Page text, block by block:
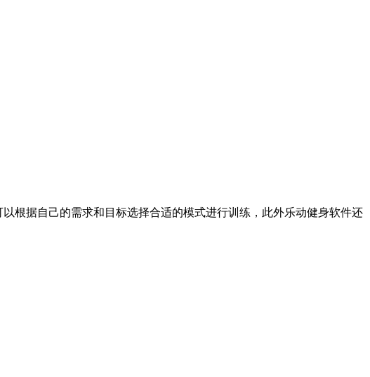
根据自己的需求和目标选择合适的模式进行训练，此外乐动健身软件还